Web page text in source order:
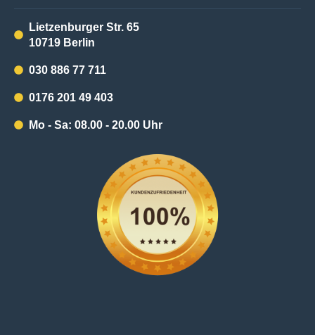
Lietzenburger Str. 65
10719 Berlin
030 886 77 711
0176 201 49 403
Mo - Sa: 08.00 - 20.00 Uhr